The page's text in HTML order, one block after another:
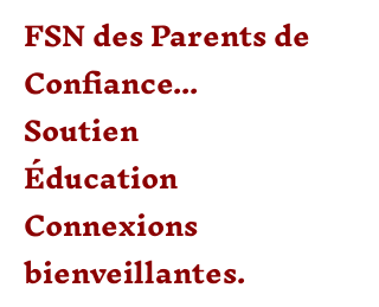
FSN des Parents de
Confiance...
Soutien
Éducation
Connexions
bienveillantes.